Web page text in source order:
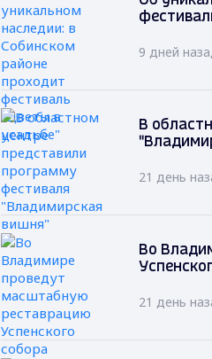
9 дней
В
21 день
Во
21 день